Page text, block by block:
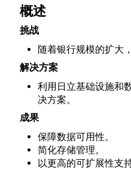
概述
挑战
随着银行规模的扩大
解决方案
利用日立基础设施和
决方案。
成果
保障数据可用性。
简化存储管理。
以更高的可扩展性支